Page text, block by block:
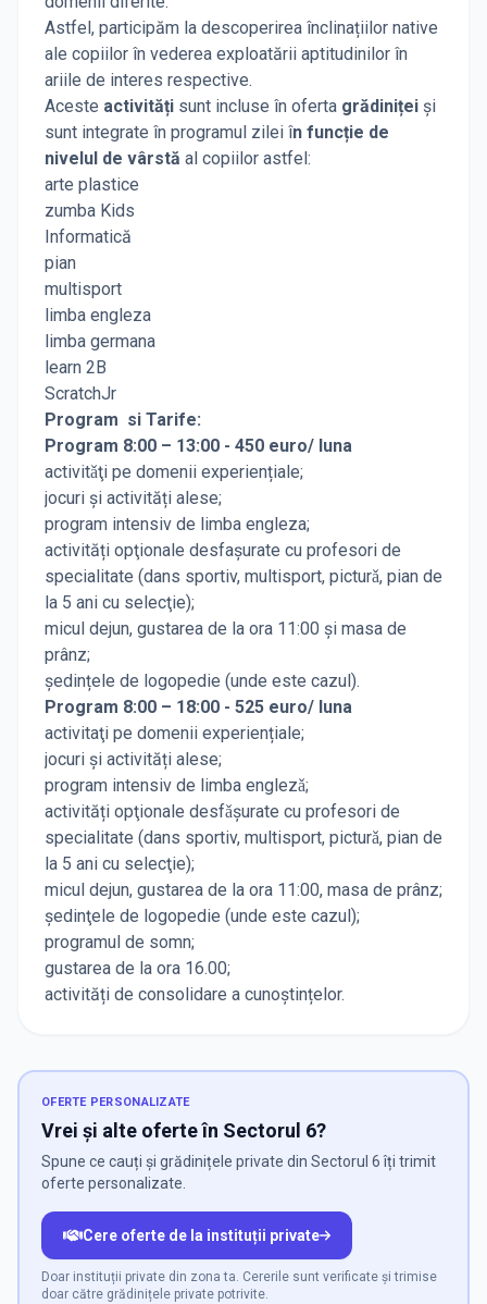
Astfel, participăm la descoperirea înclinațiilor native
ale copiilor în vederea exploatării aptitudinilor în
ariile de interes respective.
Aceste activități sunt incluse în oferta grădiniței şi
sunt integrate în programul zilei în funcție de
nivelul de vârstă al copiilor astfel:
arte plastice
zumba Kids
Informatică
pian
multisport
limba engleza
limba germana
learn 2B
ScratchJr
Program si Tarife:
Program 8:00 – 13:00 - 450 euro/ luna
activitǎţi pe domenii experiențiale;
jocuri şi activități alese;
program intensiv de limba engleza;
activități opţionale desfaşurate cu profesori de
specialitate (dans sportiv, multisport, picturǎ, pian de
la 5 ani cu selecţie);
micul dejun, gustarea de la ora 11:00 şi masa de
prânz;
şedințele de logopedie (unde este cazul).
Program 8:00 – 18:00 - 525 euro/ luna
activitaţi pe domenii experiențiale;
jocuri şi activități alese;
program intensiv de limba englezǎ;
activități opţionale desfǎşurate cu profesori de
specialitate (dans sportiv, multisport, picturǎ, pian de
la 5 ani cu selecţie);
micul dejun, gustarea de la ora 11:00, masa de prânz;
şedinţele de logopedie (unde este cazul);
programul de somn;
gustarea de la ora 16.00;
activități de consolidare a cunoştințelor.
OFERTE PERSONALIZATE
Vrei și alte oferte în Sectorul 6?
Spune ce cauți și grădinițele private din Sectorul 6 îți trimit
oferte personalizate.
Cere oferte de la instituții private
Doar instituții private din zona ta. Cererile sunt verificate și trimise
doar către grădinițele private potrivite.